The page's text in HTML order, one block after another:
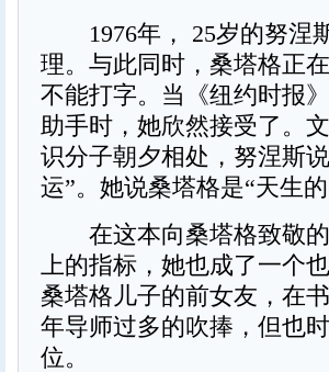
1976年， 25岁的努涅
理。与此同时，桑塔格正
不能打字。当《纽约时报
助手时，她欣然接受了。
识分子朝夕相处，努涅斯
运”。她说桑塔格是“天生的
在这本向桑塔格致敬的
上的指标，她也成了一个
桑塔格儿子的前女友，在
年导师过多的吹捧，但也
位。